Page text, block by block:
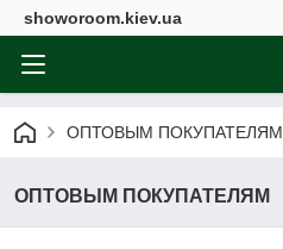
showoroom.kiev.ua
ОПТОВЫМ ПОКУПАТЕЛЯМ
ОПТОВЫМ ПОКУПАТЕЛЯМ